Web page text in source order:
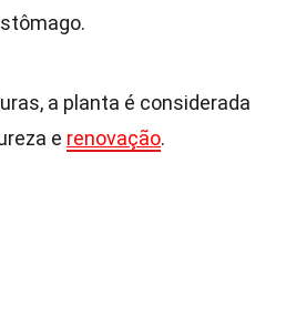
a planta é considerada
e renovação.